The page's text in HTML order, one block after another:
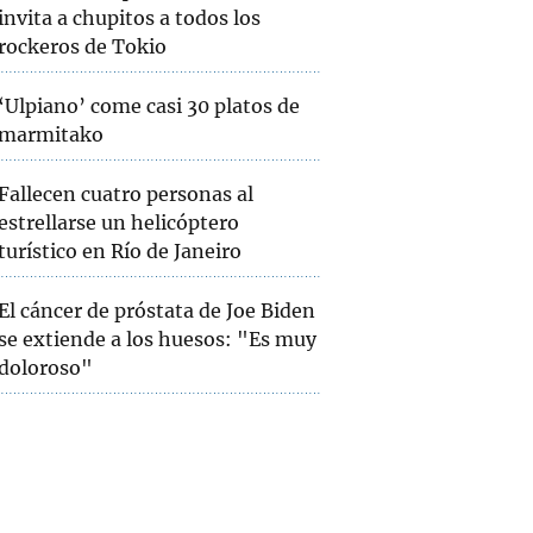
a chupitos a todos los
de Tokio
come casi 30 platos de
cuatro personas al
un helicóptero
en Río de Janeiro
cáncer de próstata de Joe Biden
extiende a los huesos: "Es muy